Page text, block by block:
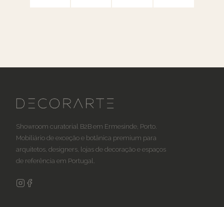
Showroom curatorial B2B em Ermesinde, Porto.
Mobiliário de exceção e botânica premium para
arquitetos, designers, lojas de decoração e espaços
de referência em Portugal.